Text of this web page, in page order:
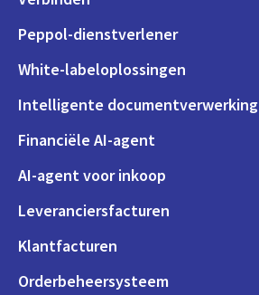
Peppol-dienstverlener
White-labeloplossingen
Intelligente documentverwerking
Financiële AI-agent
AI-agent voor inkoop
Leveranciersfacturen
Klantfacturen
Orderbeheersysteem